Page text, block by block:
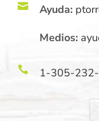
 Ayuda:
Medios:
 1-305-